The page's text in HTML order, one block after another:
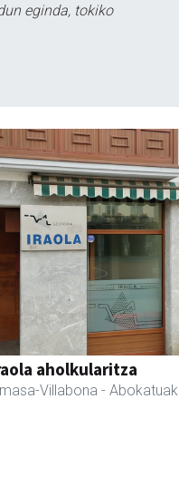
eginda, tokiko
aholkularitza
Villabona - Abokatuak